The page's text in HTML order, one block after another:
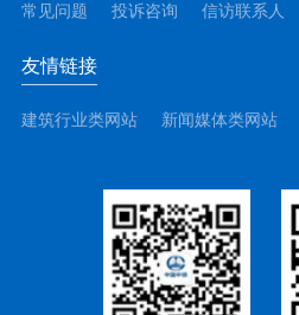
常见问题 投诉咨询 信访联系人
友情链接
建筑行业类网站 新闻媒体类网站